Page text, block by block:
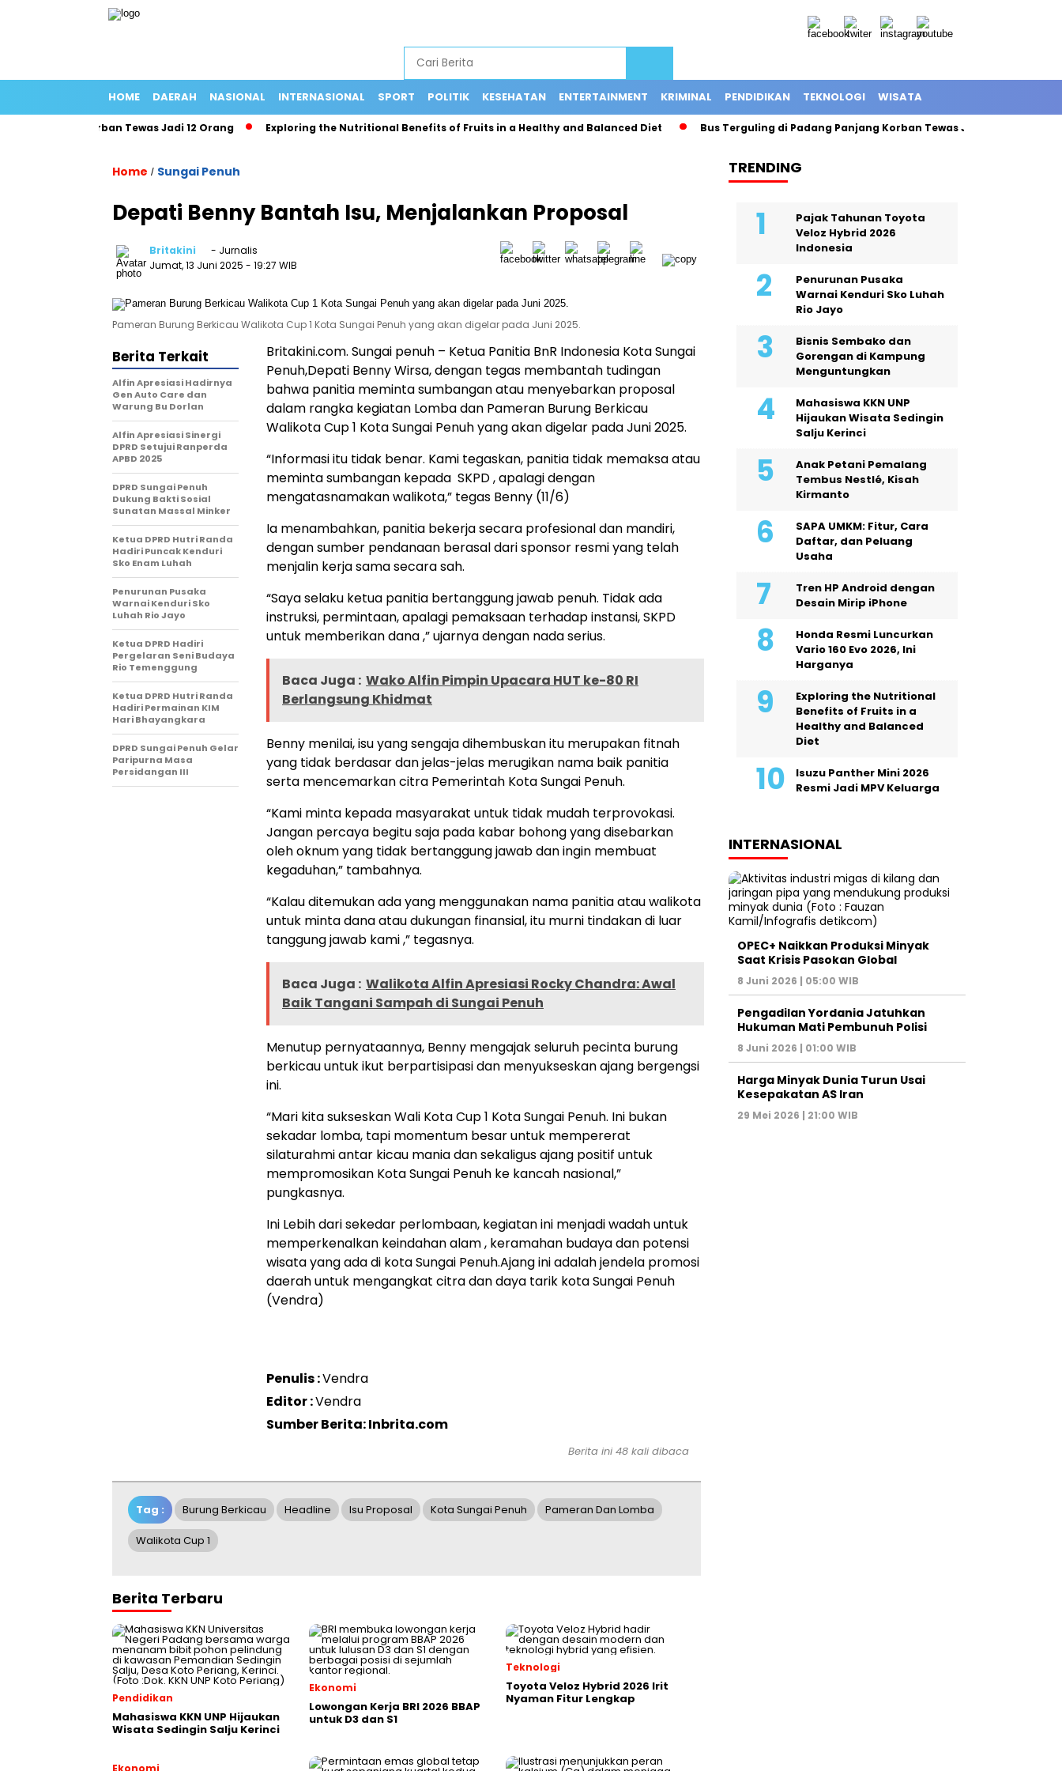
HOME DAERAH NASIONAL INTERNASIONAL SPORT POLITIK KESEHATAN ENTERTAINMENT KRIMINAL PENDIDIKAN TEKNOLOGI WISATA
Panjang Korban Tewas Jadi 12 Orang Exploring the Nutritional Benefits of Fruits in a Healthy and Balanced Diet Bus Terguling di Padang Panjang Korban Tewas Jadi 12 Orang
Home / Sungai Penuh
Depati Benny Bantah Isu, Menjalankan Proposal
Britakini
- Jurnalis
Jumat, 13 Juni 2025 - 19:27 WIB
Pameran Burung Berkicau Walikota Cup 1 Kota Sungai Penuh yang akan digelar pada Juni 2025.
Britakini.com. Sungai penuh – Ketua Panitia BnR Indonesia Kota Sungai
Penuh,Depati Benny Wirsa, dengan tegas membantah tudingan
bahwa panitia meminta sumbangan atau menyebarkan proposal
dalam rangka kegiatan Lomba dan Pameran Burung Berkicau
Walikota Cup 1 Kota Sungai Penuh yang akan digelar pada Juni 2025.
“Informasi itu tidak benar. Kami tegaskan, panitia tidak memaksa atau
meminta sumbangan kepada SKPD , apalagi dengan
mengatasnamakan walikota,” tegas Benny (11/6)
Ia menambahkan, panitia bekerja secara profesional dan mandiri,
dengan sumber pendanaan berasal dari sponsor resmi yang telah
menjalin kerja sama secara sah.
“Saya selaku ketua panitia bertanggung jawab penuh. Tidak ada
instruksi, permintaan, apalagi pemaksaan terhadap instansi, SKPD
untuk memberikan dana ,” ujarnya dengan nada serius.
Baca Juga : Wako Alfin Pimpin Upacara HUT ke-80 RI
Berlangsung Khidmat
Benny menilai, isu yang sengaja dihembuskan itu merupakan fitnah
yang tidak berdasar dan jelas-jelas merugikan nama baik panitia
serta mencemarkan citra Pemerintah Kota Sungai Penuh.
“Kami minta kepada masyarakat untuk tidak mudah terprovokasi.
Jangan percaya begitu saja pada kabar bohong yang disebarkan
oleh oknum yang tidak bertanggung jawab dan ingin membuat
kegaduhan,” tambahnya.
“Kalau ditemukan ada yang menggunakan nama panitia atau walikota
untuk minta dana atau dukungan finansial, itu murni tindakan di luar
tanggung jawab kami ,” tegasnya.
Baca Juga : Walikota Alfin Apresiasi Rocky Chandra: Awal
Baik Tangani Sampah di Sungai Penuh
Menutup pernyataannya, Benny mengajak seluruh pecinta burung
berkicau untuk ikut berpartisipasi dan menyukseskan ajang bergengsi
ini.
“Mari kita sukseskan Wali Kota Cup 1 Kota Sungai Penuh. Ini bukan
sekadar lomba, tapi momentum besar untuk mempererat
silaturahmi antar kicau mania dan sekaligus ajang positif untuk
mempromosikan Kota Sungai Penuh ke kancah nasional,”
pungkasnya.
Ini Lebih dari sekedar perlombaan, kegiatan ini menjadi wadah untuk
memperkenalkan keindahan alam , keramahan budaya dan potensi
wisata yang ada di kota Sungai Penuh.Ajang ini adalah jendela promosi
daerah untuk mengangkat citra dan daya tarik kota Sungai Penuh
(Vendra)
Penulis :Vendra
Editor :Vendra
Sumber Berita: Inbrita.com
Berita Terkait
Alfin Apresiasi Hadirnya
Gen Auto Care dan
Warung Bu Dorlan
Alfin Apresiasi Sinergi
DPRD Setujui Ranperda
APBD 2025
DPRD Sungai Penuh
Dukung Bakti Sosial
Sunatan Massal Minker
Ketua DPRD Hutri Randa
Hadiri Puncak Kenduri
Sko Enam Luhah
Penurunan Pusaka
Warnai Kenduri Sko
Luhah Rio Jayo
Ketua DPRD Hadiri
Pergelaran Seni Budaya
Rio Temenggung
Ketua DPRD Hutri Randa
Hadiri Permainan KIM
Hari Bhayangkara
DPRD Sungai Penuh Gelar
Paripurna Masa
Persidangan III
Berita ini 48 kali dibaca
Tag : Burung Berkicau Headline Isu Proposal Kota Sungai Penuh Pameran Dan Lomba
Walikota Cup 1
Berita Terbaru
Pendidikan
Mahasiswa KKN UNP Hijaukan
Wisata Sedingin Salju Kerinci
Ekonomi
Lowongan Kerja BRI 2026 BBAP
untuk D3 dan S1
Teknologi
Toyota Veloz Hybrid 2026 Irit
Nyaman Fitur Lengkap
Ekonomi
TRENDING
Pajak Tahunan Toyota
Veloz Hybrid 2026
Indonesia
Penurunan Pusaka
Warnai Kenduri Sko Luhah
Rio Jayo
Bisnis Sembako dan
Gorengan di Kampung
Menguntungkan
Mahasiswa KKN UNP
Hijaukan Wisata Sedingin
Salju Kerinci
Anak Petani Pemalang
Tembus Nestlé, Kisah
Kirmanto
SAPA UMKM: Fitur, Cara
Daftar, dan Peluang
Usaha
Tren HP Android dengan
Desain Mirip iPhone
Honda Resmi Luncurkan
Vario 160 Evo 2026, Ini
Harganya
Exploring the Nutritional
Benefits of Fruits in a
Healthy and Balanced
Diet
Isuzu Panther Mini 2026
Resmi Jadi MPV Keluarga
INTERNASIONAL
OPEC+ Naikkan Produksi Minyak
Saat Krisis Pasokan Global
8 Juni 2026 | 05:00 WIB
Pengadilan Yordania Jatuhkan
Hukuman Mati Pembunuh Polisi
8 Juni 2026 | 01:00 WIB
Harga Minyak Dunia Turun Usai
Kesepakatan AS Iran
29 Mei 2026 | 21:00 WIB